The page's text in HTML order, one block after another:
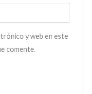
y web en este
comente.